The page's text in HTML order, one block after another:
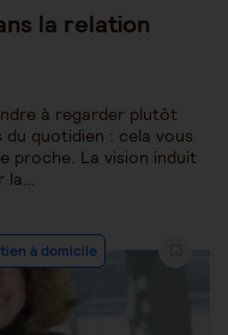
la relation
à regarder plutôt
du quotidien : cela vous
proche. La vision induit
la…
à domicile